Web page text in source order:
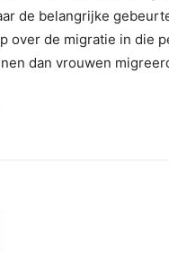
de belangrijke
over de migratie in die
dan vrouwen